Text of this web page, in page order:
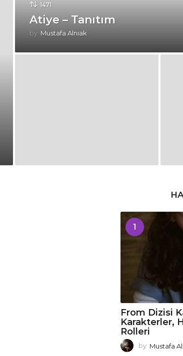
1471
Atiye – Tanıtım
by Mustafa Alnıak
1
From Dizisi
Karakterler,
Rolleri
by Mustafa